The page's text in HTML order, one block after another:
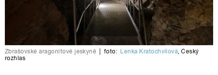
Zbrašovské aragonitové jeskyně foto: Lenka Kratochvílová,Český
rozhlas